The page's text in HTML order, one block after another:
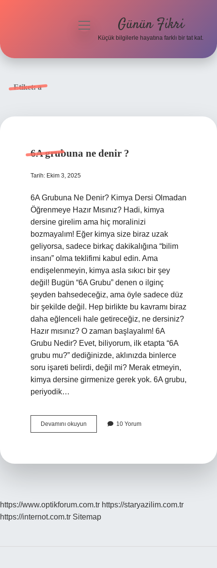
menüyü
Günün Fikri
Küçük bilgilerle hayatına farklı bir tat kat.
Etiket:a
6A grubuna ne denir ?
Tarih: Ekim 3, 2025
6A Grubuna Ne Denir? Kimya Dersi Olmadan
Öğrenmeye Hazır Mısınız? Hadi, kimya
dersine girelim ama hiç moralinizi
bozmayalım! Eğer kimya size biraz uzak
geliyorsa, sadece birkaç dakikalığına “bilim
insanı” olma teklifimi kabul edin. Ama
endişelenmeyin, kimya asla sıkıcı bir şey
değil! Bugün “6A Grubu” denen o ilginç
şeyden bahsedeceğiz, ama öyle sadece düz
bir şekilde değil. Hep birlikte bu kavramı biraz
daha eğlenceli hale getireceğiz, ne dersiniz?
Hazır mısınız? O zaman başlayalım! 6A
Grubu Nedir? Evet, biliyorum, ilk etapta “6A
grubu mu?” dediğinizde, aklınızda binlerce
soru işareti belirdi, değil mi? Merak etmeyin,
kimya dersine girmenize gerek yok. 6A grubu,
periyodik…
Devamını okuyun
grubuna
10 Yorum
https://www.optikforum.com.tr https://staryazilim.com.tr
https://internot.com.tr Sitemap